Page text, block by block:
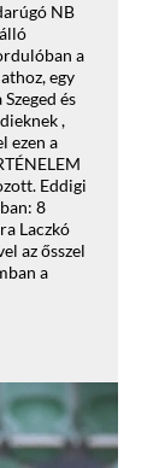
NB
a
egy
és
,
ezen a
Eddigi
8
Laczkó
az ősszel
a